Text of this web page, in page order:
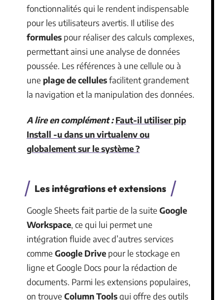
fonctionnalités qui le rendent indispensable
pour les utilisateurs avertis. Il utilise des
formules pour réaliser des calculs complexes,
permettant ainsi une analyse de données
poussée. Les références à une cellule ou à
une plage de cellulesfacilitent grandement
la navigation et la manipulation des données.
A lire en complément : Faut-il utiliser pip
Install -u dans un virtualenv ou
globalement sur le système ?
Les intégrations et extensions
Google Sheets fait partie de la suite Google
Workspace, ce qui lui permet une
intégration fluide avec d’autres services
comme Google Drive pour le stockage en
ligne et Google Docs pour la rédaction de
documents. Parmi les extensions populaires,
on trouve Column Toolsqui offre des outils